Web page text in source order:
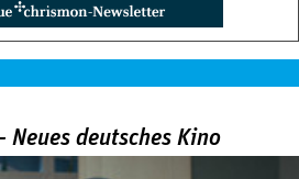
Neues deutsches Kino